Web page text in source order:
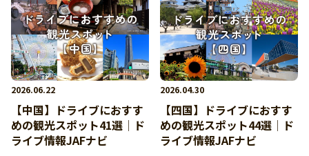
2026.06.22
【中国】ドライブにおすす
めの観光スポット41選│ド
ライブ情報JAFナビ
2026.04.30
【四国】ドライブにおすす
めの観光スポット44選│ド
ライブ情報JAFナビ